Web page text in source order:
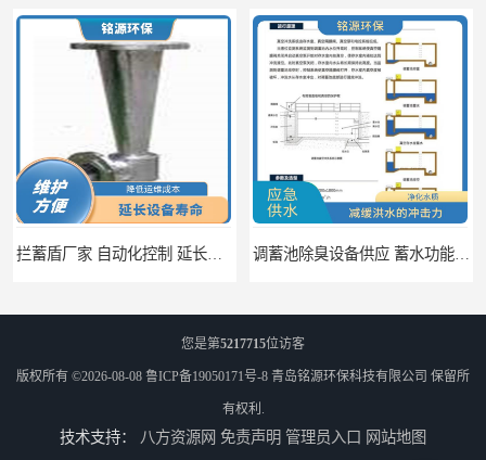
拦蓄盾厂家 自动化控制 延长其使用寿命 调蓄池除臭设备供应 蓄水功能 暂时储存大量雨水
您是第5217715位访客
版权所有 ©2026-08-08 鲁ICP备19050171号-8 青岛铭源环保科技有限公司 保留所
有权利.
技术支持： 八方资源网 免责声明 管理员入口 网站地图